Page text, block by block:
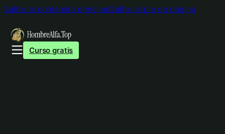
Saltar al contenido principalSaltar al pie de página
Curso gratis